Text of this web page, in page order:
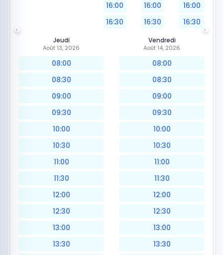
16:00
16:30
16:00
16:30
16:00
16:30
Jeudi
Août 13, 2026
08:00
08:30
09:00
09:30
10:00
10:30
11:00
11:30
12:00
12:30
13:00
13:30
Vendredi
Août 14, 2026
08:00
08:30
09:00
09:30
10:00
10:30
11:00
11:30
12:00
12:30
13:00
13:30